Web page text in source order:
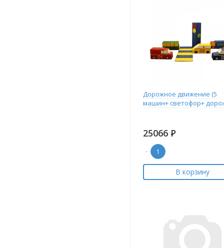
Дорожное движение (5
машин+ светофор+
25066 Р
-
В корзину